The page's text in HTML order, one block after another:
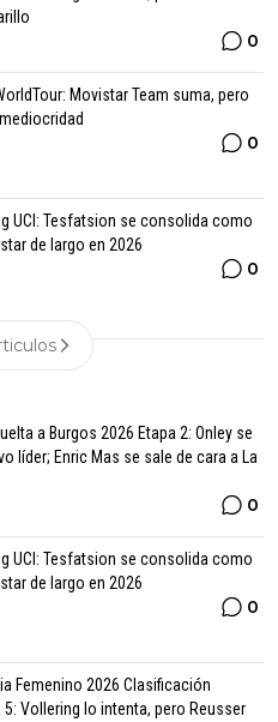
0
Movistar Team suma, pero
0
UCI: Tesfatsion se consolida como
de largo en 2026
0
a Burgos 2026 Etapa 2: Onley se
líder; Enric Mas se sale de cara a La
0
UCI: Tesfatsion se consolida como
de largo en 2026
0
Femenino 2026 Clasificación
5: Vollering lo intenta, pero Reusser